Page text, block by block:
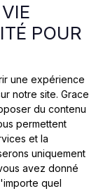
POUR
une expérience
notre site. Grace
du contenu
permettent
et la
uniquement
avez donné
quel